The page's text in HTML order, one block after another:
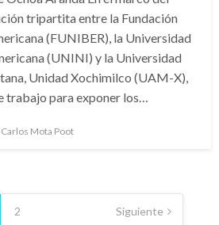
tripartita entre la Fundación
(FUNIBER), la Universidad
(UNINI) y la Universidad
Unidad Xochimilco (UAM-X),
trabajo para exponer los…
Mota Poot
2 Siguiente